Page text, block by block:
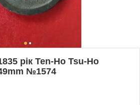
рік Ten-Ho Tsu-Ho
№1574